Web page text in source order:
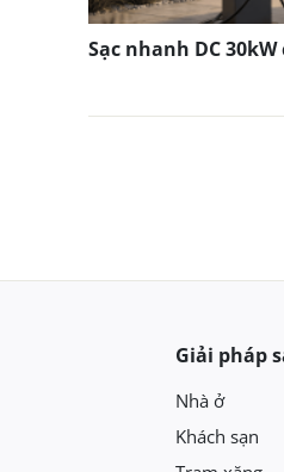
Sạc nhanh DC
Giải pháp
Nhà ở
Khách sạn